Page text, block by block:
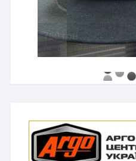
760 грн
Авторський бронзовий